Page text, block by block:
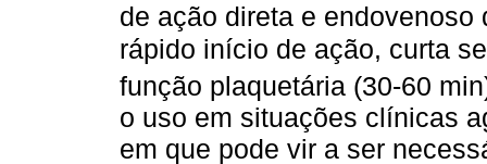
de ação direta e endovenoso
rápido início de ação, curta
função plaquetária (30-60
o uso em situações clínicas
em que pode vir a ser